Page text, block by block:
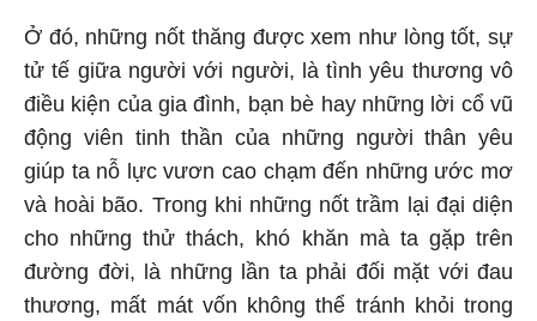
Ở đó, những nốt thăng được xem như lòng tốt, sự
tử tế giữa người với người, là tình yêu thương vô
điều kiện của gia đình, bạn bè hay những lời cổ vũ
động viên tinh thần của những người thân yêu
giúp ta nỗ lực vươn cao chạm đến những ước mơ
và hoài bão. Trong khi những nốt trầm lại đại diện
cho những thử thách, khó khăn mà ta gặp trên
đường đời, là những lần ta phải đối mặt với đau
thương, mất mát vốn không thể tránh khỏi trong